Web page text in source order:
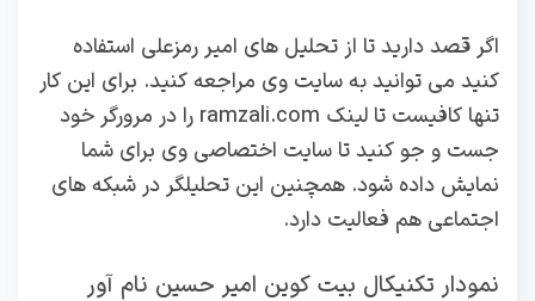
اگر قصد دارید تا از تحلیل های امیر رمزعلی استفاده
کنید می توانید به سایت وی مراجعه کنید. برای این کار
تنها کافیست تا لینک ramzali.com را در مرورگر خود
جست و جو کنید تا سایت اختصاصی وی برای شما
نمایش داده شود. همچنین این تحلیلگر در شبکه های
اجتماعی هم فعالیت دارد.
نمودار تکنیکال بیت کوین امیر حسین نام آور